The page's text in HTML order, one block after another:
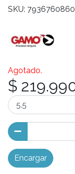
SKU:
Agotado.
$
Encargar